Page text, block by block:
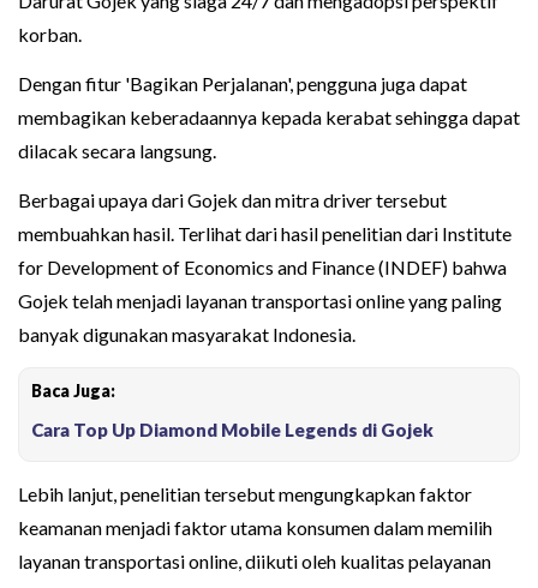
korban.
Dengan fitur 'Bagikan Perjalanan', pengguna juga dapat
membagikan keberadaannya kepada kerabat sehingga dapat
dilacak secara langsung.
Berbagai upaya dari Gojek dan mitra driver tersebut
membuahkan hasil. Terlihat dari hasil penelitian dari Institute
for Development of Economics and Finance (INDEF) bahwa
Gojek telah menjadi layanan transportasi online yang paling
banyak digunakan masyarakat Indonesia.
Baca Juga:
Cara Top Up Diamond Mobile Legends di Gojek
Lebih lanjut, penelitian tersebut mengungkapkan faktor
keamanan menjadi faktor utama konsumen dalam memilih
layanan transportasi online, diikuti oleh kualitas pelayanan